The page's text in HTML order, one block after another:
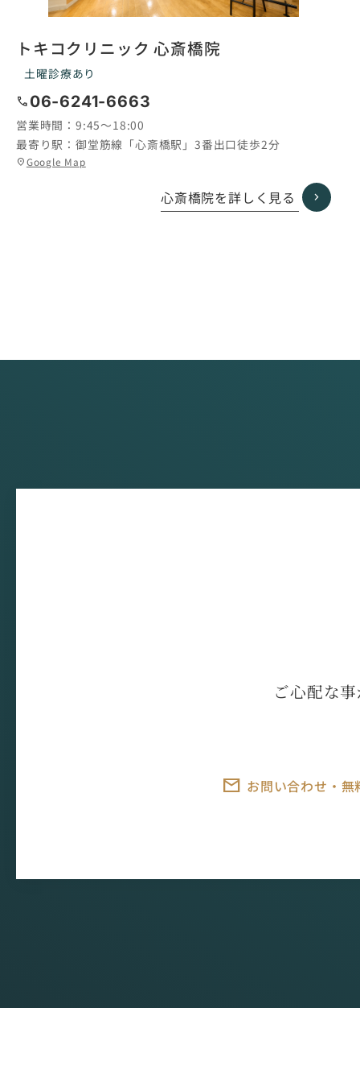
トキコクリニック 心斎橋院
土曜診療あり
call 06-6241-6663
営業時間： 9:45〜18:00
最寄り駅： 御堂筋線「心斎橋駅」3番出口徒歩2分
location_on Google Map
グ
心斎橋院を詳しく見る
ご心配な
お問い合わせ・無